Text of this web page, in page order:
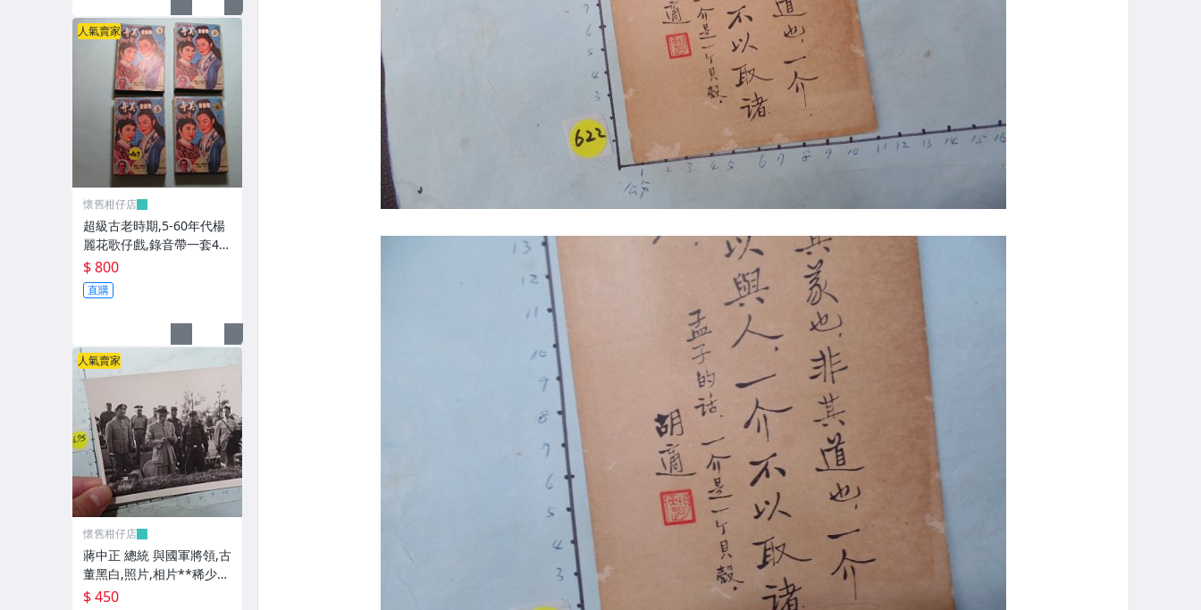
人氣賣家
懷舊柑仔店
超級古老時期,5-60年代楊
麗花歌仔戲,錄音帶一套4卷
**稀少品
$ 800
直購
人氣賣家
懷舊柑仔店
蔣中正 總統 與國軍將領,古
董黑白,照片,相片**稀少
品-2
$ 450